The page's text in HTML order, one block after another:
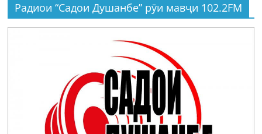
Радиои “Садои Душанбе” рӯи мавҷи 102.2FM